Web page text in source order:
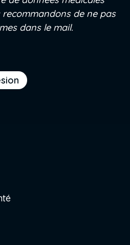
recommandons de ne pas
dans le mail.